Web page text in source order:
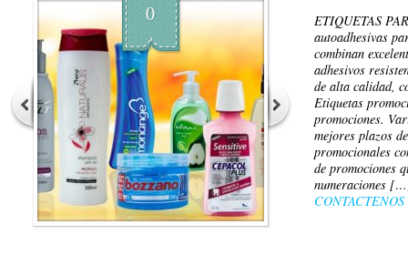
0
ETIQUETAS
autoadhesivas
combinan
adhesivos
de alta calidad,
Etiquetas
promociones.
mejores plazos
promocionales
de promociones
numeraciones
CONTACTENOS